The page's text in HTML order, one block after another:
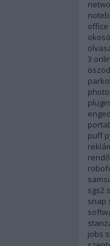
office
3
plugin
puff
sgs2
snap
jobs